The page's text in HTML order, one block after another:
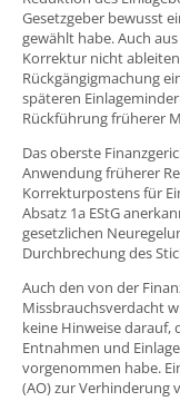
Gesetzgeber bewusst
gewählt habe. Auch aus
Korrektur nicht
Rückgängigmachung
späteren
Rückführung früherer
Das oberste
Anwendung früherer
Korrekturpostens für
Absatz 1a EStG
gesetzlichen
Durchbrechung des
Auch den von der
Missbrauchsverdacht
keine Hinweise darauf,
Entnahmen und
vorgenommen habe.
(AO) zur Verhinderung